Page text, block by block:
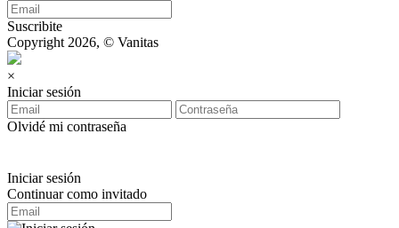
Suscribite
Copyright 2026, © Vanitas
×
Iniciar sesión
Olvidé mi contraseña
Iniciar sesión
Continuar como invitado